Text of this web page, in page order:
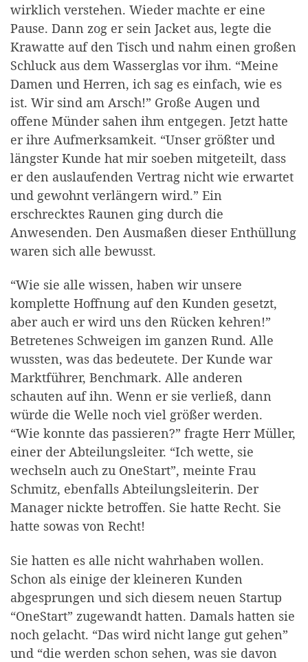
wirklich verstehen. Wieder machte er eine
Pause. Dann zog er sein Jacket aus, legte die
Krawatte auf den Tisch und nahm einen großen
Schluck aus dem Wasserglas vor ihm. “Meine
Damen und Herren, ich sag es einfach, wie es
ist. Wir sind am Arsch!” Große Augen und
offene Münder sahen ihm entgegen. Jetzt hatte
er ihre Aufmerksamkeit. “Unser größter und
längster Kunde hat mir soeben mitgeteilt, dass
er den auslaufenden Vertrag nicht wie erwartet
und gewohnt verlängern wird.” Ein
erschrecktes Raunen ging durch die
Anwesenden. Den Ausmaßen dieser Enthüllung
waren sich alle bewusst.
“Wie sie alle wissen, haben wir unsere
komplette Hoffnung auf den Kunden gesetzt,
aber auch er wird uns den Rücken kehren!”
Betretenes Schweigen im ganzen Rund. Alle
wussten, was das bedeutete. Der Kunde war
Marktführer, Benchmark. Alle anderen
schauten auf ihn. Wenn er sie verließ, dann
würde die Welle noch viel größer werden.
“Wie konnte das passieren?” fragte Herr Müller,
einer der Abteilungsleiter. “Ich wette, sie
wechseln auch zu OneStart”, meinte Frau
Schmitz, ebenfalls Abteilungsleiterin. Der
Manager nickte betroffen. Sie hatte Recht. Sie
hatte sowas von Recht!
Sie hatten es alle nicht wahrhaben wollen.
Schon als einige der kleineren Kunden
abgesprungen und sich diesem neuen Startup
“OneStart” zugewandt hatten. Damals hatten sie
noch gelacht. “Das wird nicht lange gut gehen”
und “die werden schon sehen, was sie davon